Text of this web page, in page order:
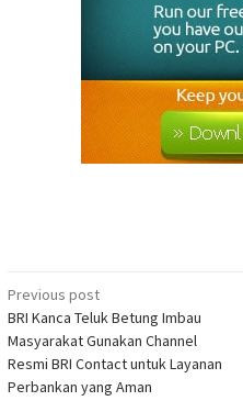
Post
navigation
Previous post
BRI Kanca Teluk Betung Imbau
Masyarakat Gunakan Channel
Resmi BRI Contact untuk Layanan
Perbankan yang Aman